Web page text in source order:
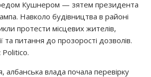
Кушнером — зятем президента
Навколо будівництва в районі
протести місцевих жителів,
та питання до прозорості дозволів.
влада почала перевірку